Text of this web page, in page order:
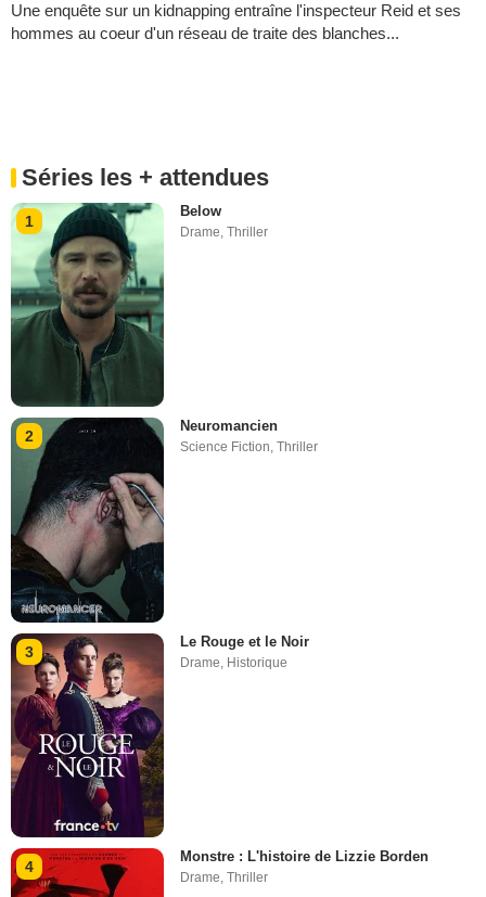
Une enquête sur un kidnapping entraîne l'inspecteur Reid et ses
hommes au coeur d'un réseau de traite des blanches...
Séries les + attendues
1
Below
Drame,Thriller
2
Neuromancien
Science Fiction,Thriller
3
Le Rouge et le Noir
Drame Historique
4
Monstre : L'histoire de Lizzie Borden
Drame,Thriller